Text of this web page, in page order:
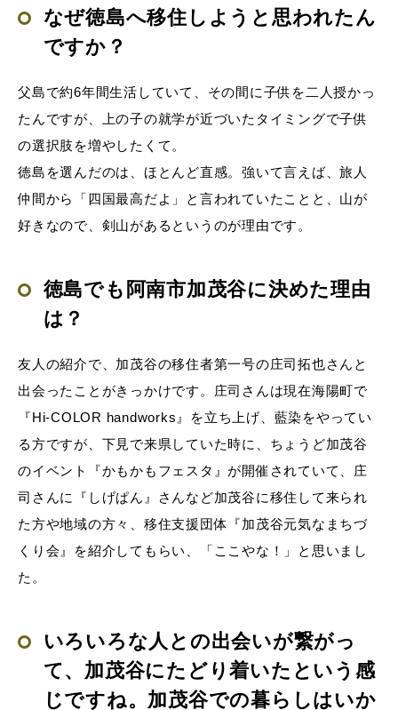
なぜ徳島へ移住しようと思われたん
ですか？
父島で約6年間生活していて、その間に子供を二人授かっ
たんですが、上の子の就学が近づいたタイミングで子供
の選択肢を増やしたくて。
徳島を選んだのは、ほとんど直感。強いて言えば、旅人
仲間から「四国最高だよ」と言われていたことと、山が
好きなので、剣山があるというのが理由です。
徳島でも阿南市加茂谷に決めた理由
は？
友人の紹介で、加茂谷の移住者第一号の庄司拓也さんと
出会ったことがきっかけです。庄司さんは現在海陽町で
『Hi-COLOR handworks』を立ち上げ、藍染をやってい
る方ですが、下見で来県していた時に、ちょうど加茂谷
のイベント『かもかもフェスタ』が開催されていて、庄
司さんに『しげぱん』さんなど加茂谷に移住して来られ
た方や地域の方々、移住支援団体『加茂谷元気なまちづ
くり会』を紹介してもらい、「ここやな！」と思いまし
た。
いろいろな人との出会いが繋がっ
て、加茂谷にたどり着いたという感
じですね。加茂谷での暮らしはいか